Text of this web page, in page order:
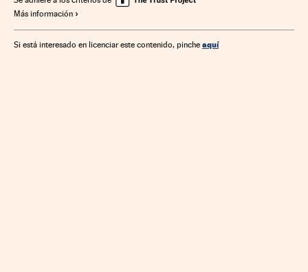
Servicios bancarios Banca Política
Más información
Si está interesado en licenciar este contenido, pinche aquí